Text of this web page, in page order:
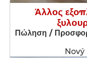
Άλλος
Πώληση /
Nový